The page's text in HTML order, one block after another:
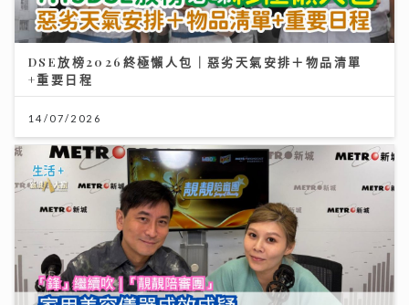
DSE放榜2026終極懶人包｜惡劣天氣安排＋物品清單
+重要日程
14/07/2026